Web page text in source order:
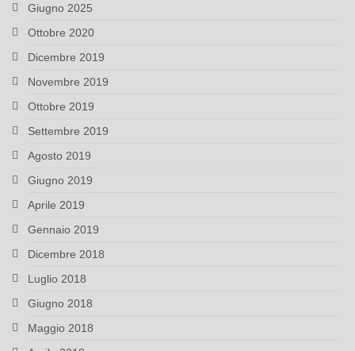
Giugno 2025
Ottobre 2020
Dicembre 2019
Novembre 2019
Ottobre 2019
Settembre 2019
Agosto 2019
Giugno 2019
Aprile 2019
Gennaio 2019
Dicembre 2018
Luglio 2018
Giugno 2018
Maggio 2018